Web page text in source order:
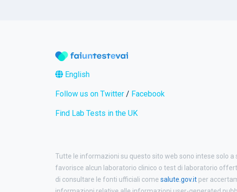
English
Follow us on Twitter / Facebook
Find Lab Tests in the UK
Tutte le informazioni su questo sito web sono intese solo
favorisce alcun laboratorio clinico o test di laboratorio
di consultare le fonti ufficiali come salute.gov.it per